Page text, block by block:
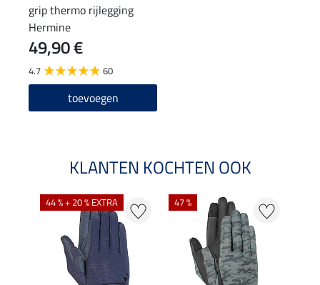
grip thermo rijlegging
Hermine
49,90 €
4.7 60
toevoegen
KLANTEN KOCHTEN OOK
44 % + 20 % EXTRA 47 %